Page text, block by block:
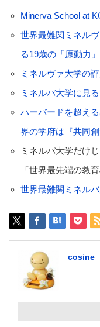
Minerva School at
世界最難関ミネル
る19歳の「原動力
ミネルヴァ大学の
ミネルバ大学に見
ハーバードを超え
界の学府は『共同
ミネルバ大学だけ
「世界最先端の教
世界最難関ミネル
cosine